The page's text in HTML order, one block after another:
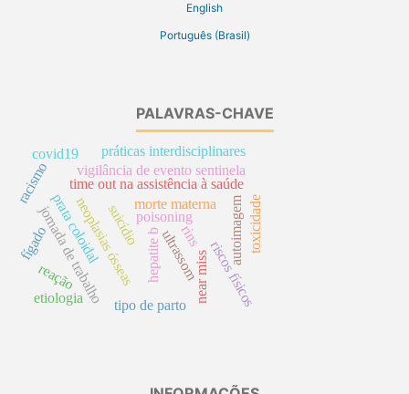
English
Português (Brasil)
PALAVRAS-CHAVE
hepatite b
neoplasias ósseaspoisoning
ultrassomnear miss
time out na assistência à saúde
vigilância de evento sentinela
jornada de trabalho riscos físicos
autoimagem
morte materna
práticas interdisciplinares
suicídio
reação
prata coloidal toxicidade
fígado rins
racismo
tipo de parto
etiologia
covid19